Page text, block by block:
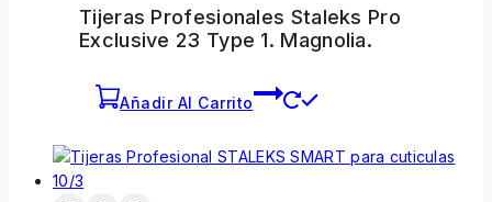
Tijeras Profesionales Staleks Pro
Exclusive 23 Type 1. Magnolia.
Añadir Al Carrito